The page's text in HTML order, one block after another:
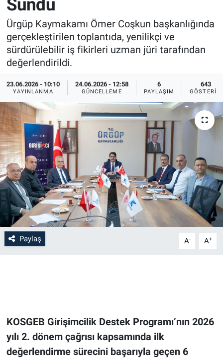
Sundu
Ürgüp Kaymakamı Ömer Coşkun başkanlığında
gerçekleştirilen toplantıda, yenilikçi ve
sürdürülebilir iş fikirleri uzman jüri tarafından
değerlendirildi.
23.06.2026 - 10:10
YAYINLANMA
24.06.2026 - 12:58
GÜNCELLEME
6
PAYLAŞIM
643
GÖSTERIM
Paylaş A- A+
KOSGEB Girişimcilik Destek Programı’nın 2026
yılı 2. dönem çağrısı kapsamında ilk
değerlendirme sürecini başarıyla geçen 6
Sağlık
Yerel
Genel
Asayiş
İlan - Duyuru- Mesaj
Türkiye Gündemi
Sizden Gelenler
Yaşam
Sağlık
Eğitim
Kültür
3.Sayfa
Medya
Bilim-Tek
Kayseri
Niğde
İlan - Duyuru- Mesaj
Türkiye Gündemi
Sizden Gelenler